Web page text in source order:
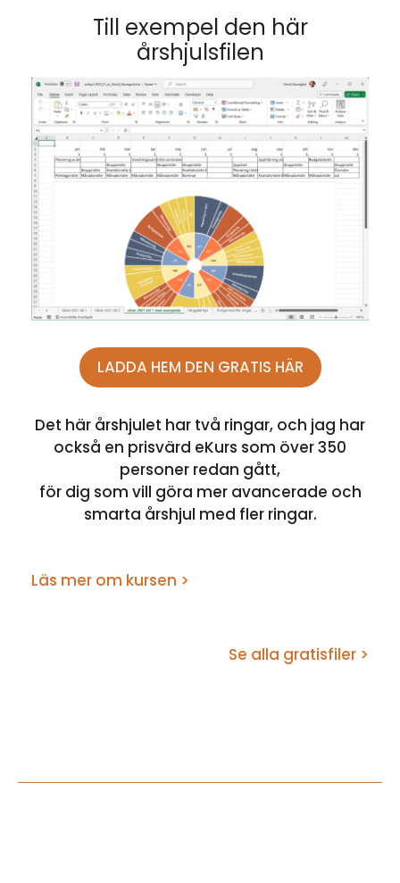
Till exempel den här
årshjulsfilen
LADDA HEM DEN GRATIS HÄR
Det här årshjulet har två ringar, och jag har
också en prisvärd eKurs som över 350
personer redan gått,
för dig som vill göra mer avancerade och
smarta årshjul med fler ringar.
Läs mer om kursen >
Se alla gratisfiler >